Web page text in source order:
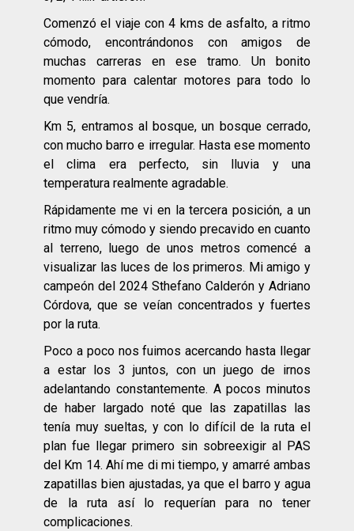
Comenzó el viaje con 4 kms de asfalto, a ritmo
cómodo, encontrándonos con amigos de
muchas carreras en ese tramo. Un bonito
momento para calentar motores para todo lo
que vendría.
Km 5, entramos al bosque, un bosque cerrado,
con mucho barro e irregular. Hasta ese momento
el clima era perfecto, sin lluvia y una
temperatura realmente agradable.
Rápidamente me vi en la tercera posición, a un
ritmo muy cómodo y siendo precavido en cuanto
al terreno, luego de unos metros comencé a
visualizar las luces de los primeros. Mi amigo y
campeón del 2024 Sthefano Calderón y Adriano
Córdova, que se veían concentrados y fuertes
por la ruta.
Poco a poco nos fuimos acercando hasta llegar
a estar los 3 juntos, con un juego de irnos
adelantando constantemente. A pocos minutos
de haber largado noté que las zapatillas las
tenía muy sueltas, y con lo difícil de la ruta el
plan fue llegar primero sin sobreexigir al PAS
del Km 14. Ahí me di mi tiempo, y amarré ambas
zapatillas bien ajustadas, ya que el barro y agua
de la ruta así lo requerían para no tener
complicaciones.